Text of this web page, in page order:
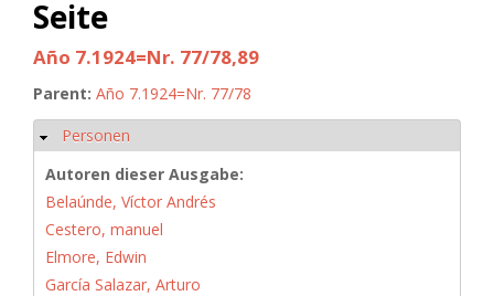
Seite
Año 7.1924=Nr. 77/78,89
Parent: Año 7.1924=Nr. 77/78
Hide
Personen
Autoren dieser Ausgabe:
Belaúnde, Víctor Andrés
Cestero, manuel
Elmore, Edwin
García Salazar, Arturo